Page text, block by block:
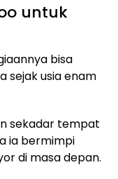
untuk
bisa
sejak usia enam
sekadar tempat
ia bermimpi
di masa depan.